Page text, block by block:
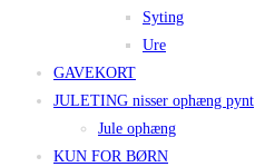
Syting
Ure
GAVEKORT
JULETING nisser ophæng pynt
Jule ophæng
KUN FOR BØRN